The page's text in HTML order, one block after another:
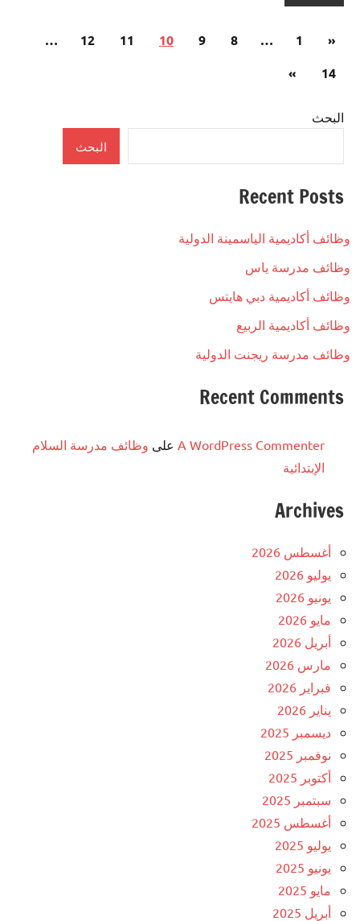
تعدد
صفحات
«المقالات
1
…
8
9
10
11
12
…
14
المقالات
»
البحث
البحث
Recent Posts
وظائف أكاديمية الياسمينة الدولية
وظائف مدرسة ياس
وظائف أكاديمية دبي هايتس
وظائف أكاديمية الربيع
وظائف مدرسة ريجنت الدولية
Recent Comments
A WordPress Commenter على وظائف مدرسة السلام
الإبتدائية
Archives
أغسطس 2026
يوليو 2026
يونيو 2026
مايو 2026
أبريل 2026
مارس 2026
فبراير 2026
يناير 2026
ديسمبر 2025
نوفمبر 2025
أكتوبر 2025
سبتمبر 2025
أغسطس 2025
يوليو 2025
يونيو 2025
مايو 2025
أبريل 2025